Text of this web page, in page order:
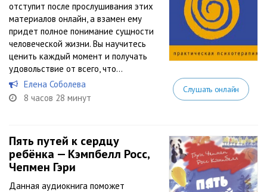
отступит после прослушивания этих
материалов онлайн, а взамен ему
придет полное понимание сущности
человеческой жизни. Вы научитесь
ценить каждый момент и получать
удовольствие от всего, что...
Елена Соболева
8 часов 28 минут
Слушать онлайн
Пять путей к сердцу
ребёнка — Кэмпбелл Росс,
Чепмен Гэри
Данная аудиокнига поможет